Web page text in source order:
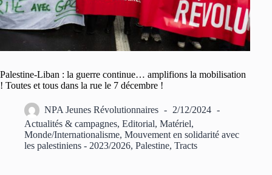
Palestine-Liban : la guerre continue… amplifions la mobilisation
! Toutes et tous dans la rue le 7 décembre !
NPA Jeunes Révolutionnaires
2/12/2024
Actualités & campagnes, Editorial, Matériel,
Monde/Internationalisme, Mouvement en solidarité avec
les palestiniens - 2023/2026, Palestine, Tracts